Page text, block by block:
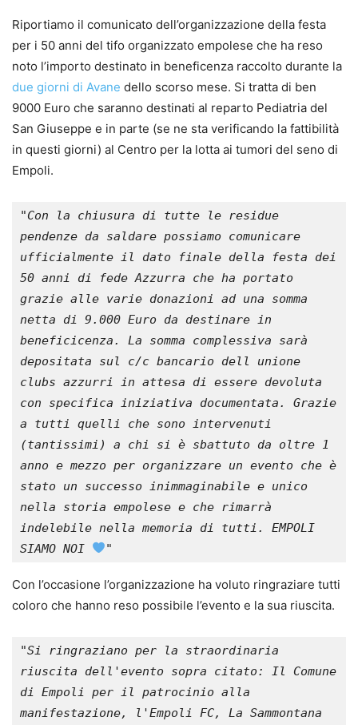
Riportiamo il comunicato dell’organizzazione della festa
per i 50 anni del tifo organizzato empolese che ha reso
noto l’importo destinato in beneficenza raccolto durante la
due giorni di Avane dello scorso mese. Si tratta di ben
9000 Euro che saranno destinati al reparto Pediatria del
San Giuseppe e in parte (se ne sta verificando la fattibilità
in questi giorni) al Centro per la lotta ai tumori del seno di
Empoli.
"Con la chiusura di tutte le residue
pendenze da saldare possiamo comunicare
ufficialmente il dato finale della festa dei
50 anni di fede Azzurra che ha portato
grazie alle varie donazioni ad una somma
netta di 9.000 Euro da destinare in
beneficicenza. La somma complessiva sarà
depositata sul c/c bancario dell unione
clubs azzurri in attesa di essere devoluta
con specifica iniziativa documentata. Grazie
a tutti quelli che sono intervenuti
(tantissimi) a chi si è sbattuto da oltre 1
anno e mezzo per organizzare un evento che è
stato un successo inimmaginabile e unico
nella storia empolese e che rimarrà
indelebile nella memoria di tutti. EMPOLI
SIAMO NOI
"
Con l’occasione l’organizzazione ha voluto ringraziare tutti
coloro che hanno reso possibile l’evento e la sua riuscita.
"Si ringraziano per la straordinaria
riuscita dell'evento sopra citato: Il Comune
di Empoli per il patrocinio alla
manifestazione, l'Empoli FC, La Sammontana